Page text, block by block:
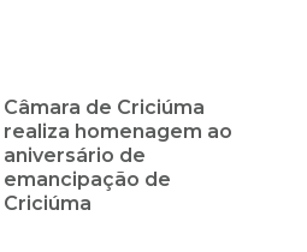
Câmara de Criciúma
realiza homenagem ao
aniversário de
emancipação de
Criciúma